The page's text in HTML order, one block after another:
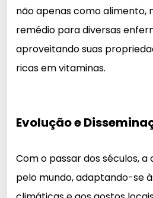
não apenas como alimento,
remédio para diversas
aproveitando suas
ricas em vitaminas.
Evolução e
Com o passar dos séculos,
pelo mundo, adaptando-se